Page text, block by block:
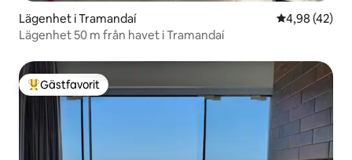
Lägenhet i Tramandaí 4,98 av 5 i
4,98 (42)
Lägenhet 50 m från havet i Tramandaí
Populär gästfavorit
Gästfavorit